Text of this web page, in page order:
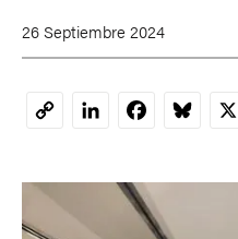
26 Septiembre 2024
CopyLinkedInFacebookBluesky
X